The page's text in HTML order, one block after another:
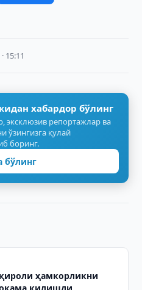
15:11
хабардор бўлинг
эксклюзив репортажлар ва
ўзингизга қулай
боринг.
бўлинг
ҳамкорликни